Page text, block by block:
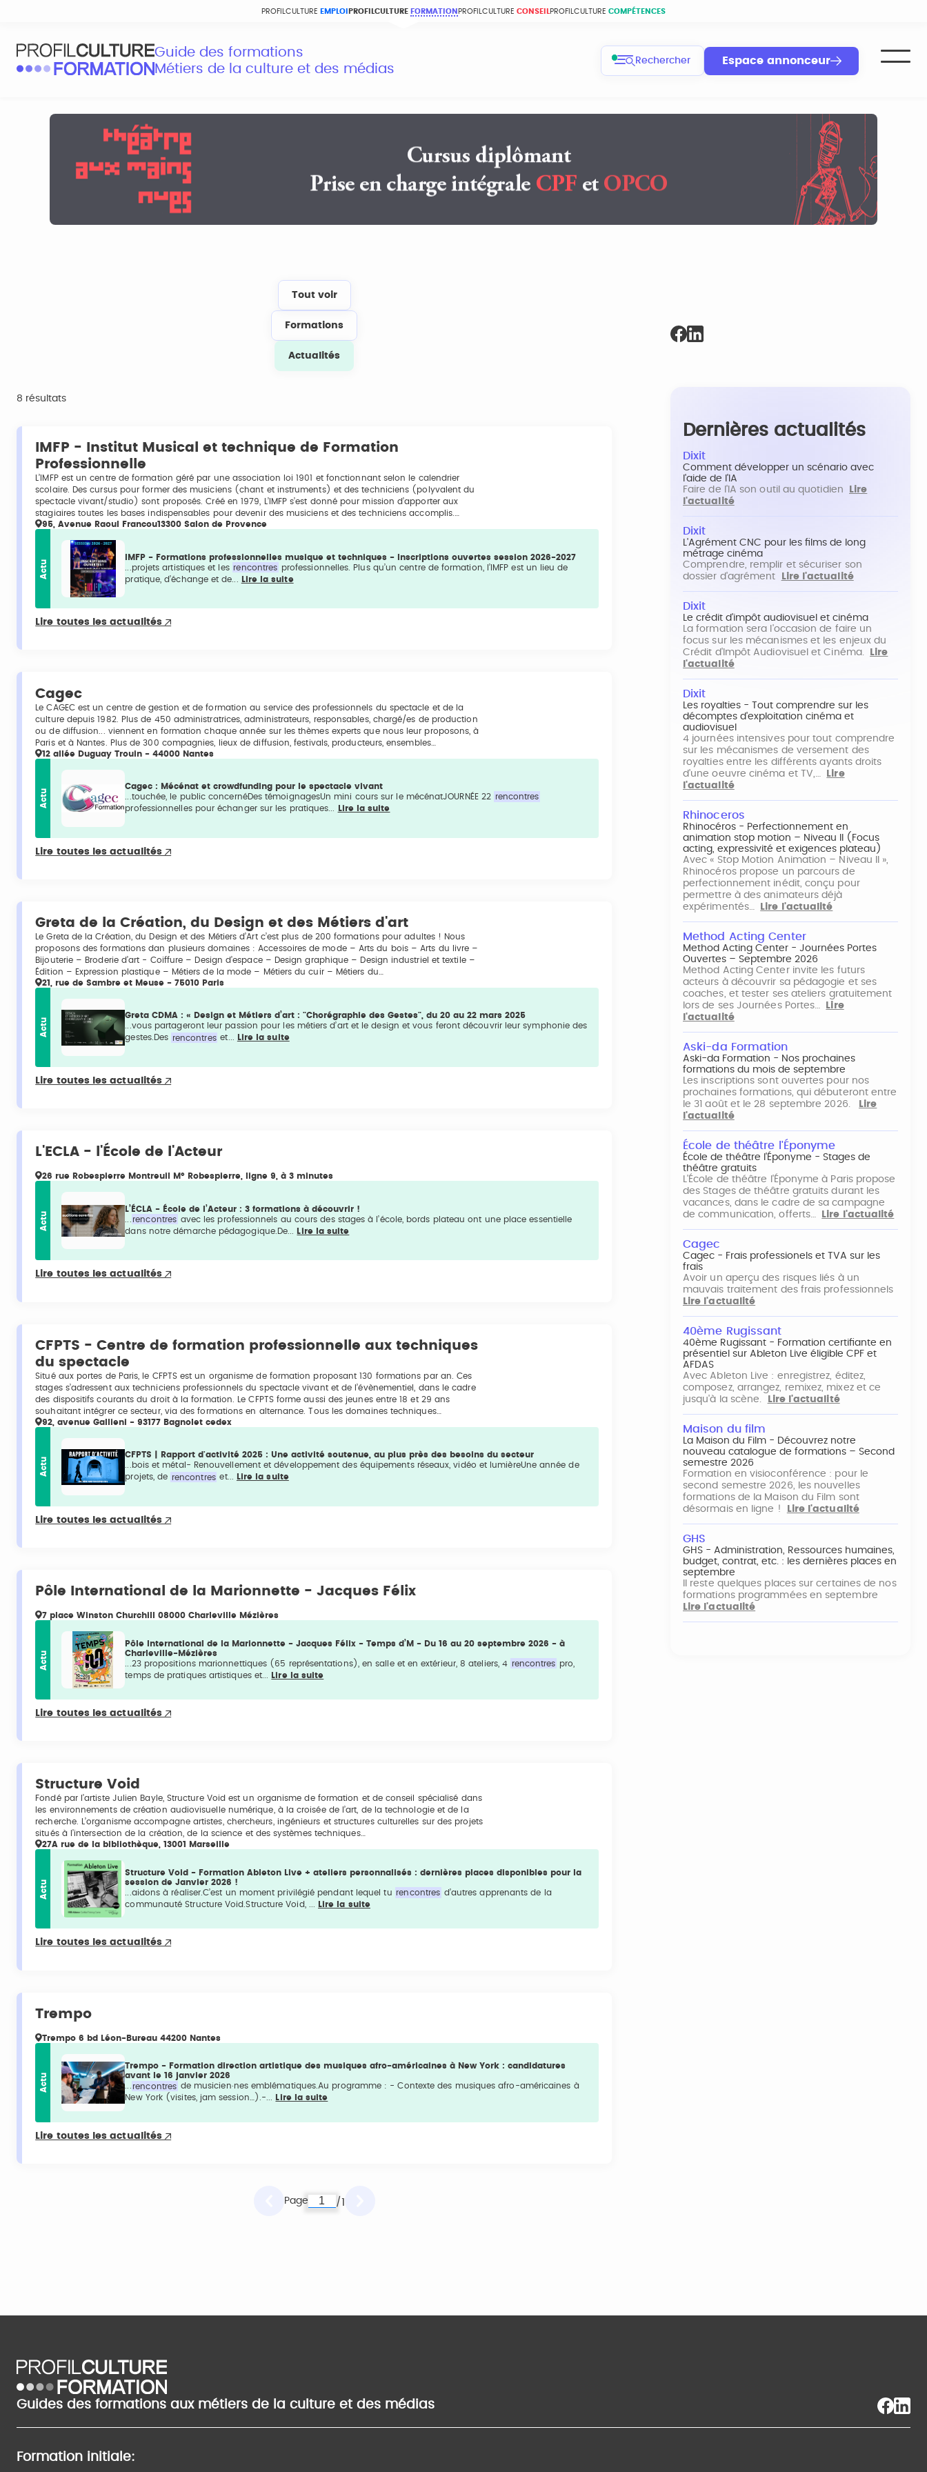
PROFILCULTURE EMPLOI PROFILCULTURE FORMATION PROFILCULTURE CONSEIL PROFILCULTURE COMPÉTENCES
Guide des formations
Métiers de la culture et des médias
Rechercher Espace annonceur
Tout voir
Formations
Actualités
8 résultats
IMFP - Institut Musical et technique de Formation
Professionnelle
L’IMFP est un centre de formation géré par une association loi 1901 et fonctionnant selon le calendrier
scolaire. Des cursus pour former des musiciens (chant et instruments) et des techniciens (polyvalent du
spectacle vivant/studio) sont proposés. Créé en 1979, L’IMFP s’est donné pour mission d’apporter aux
stagiaires toutes les bases indispensables pour devenir des musiciens et des techniciens accomplis.…
95, Avenue Raoul Francou13300 Salon de Provence
Actu
IMFP - Formations professionnelles musique et techniques - Inscriptions ouvertes session 2026-2027
...projets artistiques et les rencontres professionnelles. Plus qu’un centre de formation, l’IMFP est un lieu de
pratique, d’échange et de...
Lire la suite
Lire toutes les actualités
Cagec
Le CAGEC est un centre de gestion et de formation au service des professionnels du spectacle et de la
culture depuis 1982. Plus de 450 administratrices, administrateurs, responsables, chargé/es de production
ou de diffusion... viennent en formation chaque année sur les thèmes experts que nous leur proposons, à
Paris et à Nantes. Plus de 300 compagnies, lieux de diffusion, festivals, producteurs, ensembles…
12 allée Duguay Trouin - 44000 Nantes
Actu
Cagec : Mécénat et crowdfunding pour le spectacle vivant
...touchée, le public concernéDes témoignagesUn mini cours sur le mécénatJOURNÉE 22
rencontres
professionnelles pour échanger sur les pratiques...
Lire la suite
Lire toutes les actualités
Greta de la Création, du Design et des Métiers d'art
Le Greta de la Création, du Design et des Métiers d’Art c’est plus de 200 formations pour adultes ! Nous
proposons des formations dan plusieurs domaines : Accessoires de mode – Arts du bois – Arts du livre –
Bijouterie – Broderie d’art - Coiffure – Design d’espace – Design graphique – Design industriel et textile –
Édition – Expression plastique – Métiers de la mode – Métiers du cuir – Métiers du…
21, rue de Sambre et Meuse - 75010 Paris
Actu
Greta CDMA : « Design et Métiers d’art : "Chorégraphie des Gestes", du 20 au 22 mars 2025
...vous partageront leur passion pour les métiers d’art et le design et vous feront découvrir leur symphonie des
gestes.Des rencontres et... Lire la suite
Lire toutes les actualités
L'ECLA - l'École de l'Acteur
26 rue Robespierre Montreuil M° Robespierre, ligne 9, à 3 minutes
Actu
L’ÉCLA - École de l’Acteur : 3 formations à découvrir !
rencontres avec les professionnels au cours des stages à l’école, bords plateau ont une place essentielle
dans notre démarche pédagogique.De...
Lire la suite
Lire toutes les actualités
CFPTS - Centre de formation professionnelle aux techniques
du spectacle
Situé aux portes de Paris, le CFPTS est un organisme de formation proposant 130 formations par an. Ces
stages s’adressent aux techniciens professionnels du spectacle vivant et de l’évènementiel, dans le cadre
des dispositifs courants du droit à la formation. Le CFPTS forme aussi des jeunes entre 18 et 29 ans
souhaitant intégrer ce secteur, via des formations en alternance. Tous les domaines techniques…
92, avenue Gallieni - 93177 Bagnolet cedex
Actu
CFPTS | Rapport d'activité 2025 : Une activité soutenue, au plus près des besoins du secteur
...bois et métal- Renouvellement et développement des équipements réseaux, vidéo et lumièreUne année de
projets, de rencontres et... Lire la suite
Lire toutes les actualités
Pôle International de la Marionnette - Jacques Félix
7 place Winston Churchill 08000 Charleville Mézières
Actu
Pôle International de la Marionnette - Jacques Félix - Temps d’M - Du 16 au 20 septembre 2026 - à
Charleville-Mézières
...23 propositions marionnettiques (65 représentations), en salle et en extérieur, 8 ateliers, 4 rencontres pro,
temps de pratiques artistiques et...
Lire la suite
Lire toutes les actualités
Structure Void
Fondé par l’artiste Julien Bayle, Structure Void est un organisme de formation et de conseil spécialisé dans
les environnements de création audiovisuelle numérique, à la croisée de l’art, de la technologie et de la
recherche. L’organisme accompagne artistes, chercheurs, ingénieurs et structures culturelles sur des projets
situés à l’intersection de la création, de la science et des systèmes techniques…
27A rue de la bibliothèque, 13001 Marseille
Actu
Structure Void - Formation Ableton Live + ateliers personnalisés : dernières places disponibles pour la
session de Janvier 2026 !
...aidons à réaliser.C’est un moment privilégié pendant lequel tu rencontres d’autres apprenants de la
communauté Structure Void.Structure Void, ...
Lire la suite
Lire toutes les actualités
Trempo
Trempo 6 bd Léon-Bureau 44200 Nantes
Actu
Trempo - Formation direction artistique des musiques afro-américaines à New York : candidatures
avant le 16 janvier 2026
rencontres de musicien·nes emblématiques.Au programme : - Contexte des musiques afro-américaines à
New York (visites, jam session…).-...
Lire la suite
Lire toutes les actualités
Page / 1
Dernières actualités
Dixit
Comment développer un scénario avec
l'aide de l'IA
Faire de l'IA son outil au quotidien
Lire
l'actualité
Dixit
L'Agrément CNC pour les films de long
métrage cinéma
Comprendre, remplir et sécuriser son
dossier d'agrément
Lire l'actualité
Dixit
Le crédit d'impôt audiovisuel et cinéma
La formation sera l'occasion de faire un
focus sur les mécanismes et les enjeux du
Crédit d'Impôt Audiovisuel et Cinéma.
Lire
l'actualité
Dixit
Les royalties - Tout comprendre sur les
décomptes d'exploitation cinéma et
audiovisuel
4 journées intensives pour tout comprendre
sur les mécanismes de versement des
royalties entre les différents ayants droits
d'une oeuvre cinéma et TV,…
Lire
l'actualité
Rhinoceros
Rhinocéros - Perfectionnement en
animation stop motion – Niveau II (Focus
acting, expressivité et exigences plateau)
Avec « Stop Motion Animation – Niveau II »,
Rhinocéros propose un parcours de
perfectionnement inédit, conçu pour
permettre à des animateurs déjà
expérimentés…
Lire l'actualité
Method Acting Center
Method Acting Center - Journées Portes
Ouvertes – Septembre 2026
Method Acting Center invite les futurs
acteurs à découvrir sa pédagogie et ses
coaches, et tester ses ateliers gratuitement
lors de ses Journées Portes…
Lire
l'actualité
Aski-da Formation
Aski-da Formation - Nos prochaines
formations du mois de septembre
Les inscriptions sont ouvertes pour nos
prochaines formations, qui débuteront entre
le 31 août et le 28 septembre 2026.
Lire
l'actualité
École de théâtre l'Éponyme
École de théâtre l'Éponyme - Stages de
théâtre gratuits
L'École de théâtre l'Éponyme à Paris propose
des Stages de théâtre gratuits durant les
vacances, dans le cadre de sa campagne
de communication, offerts…
Lire l'actualité
Cagec
Cagec - Frais professionels et TVA sur les
frais
Avoir un aperçu des risques liés à un
mauvais traitement des frais professionnels
Lire l'actualité
40ème Rugissant
40ème Rugissant - Formation certifiante en
présentiel sur Ableton Live éligible CPF et
AFDAS
Avec Ableton Live : enregistrez, éditez,
composez, arrangez, remixez, mixez et ce
jusqu'à la scène.
Lire l'actualité
Maison du film
La Maison du Film - Découvrez notre
nouveau catalogue de formations – Second
semestre 2026
Formation en visioconférence : pour le
second semestre 2026, les nouvelles
formations de la Maison du Film sont
désormais en ligne !
Lire l'actualité
GHS
GHS - Administration, Ressources humaines,
budget, contrat, etc. : les dernières places en
septembre
Il reste quelques places sur certaines de nos
formations programmées en septembre
Lire l'actualité
Guides des formations aux métiers de la culture et des médias
Formation initiale: